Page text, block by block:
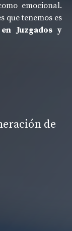
emocional.
que tenemos es
Juzgados y
de